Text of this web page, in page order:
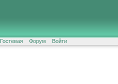
Гостевая Форум Войти